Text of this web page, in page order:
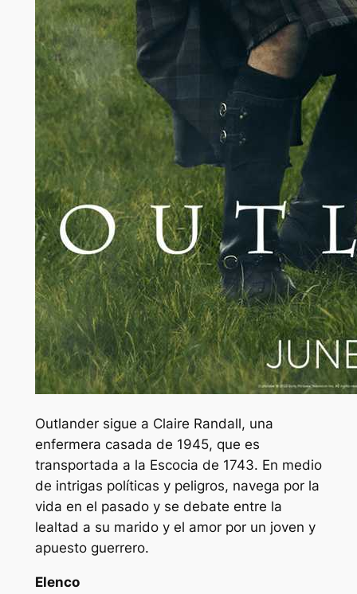
Outlander sigue a Claire Randall, una
enfermera casada de 1945, que es
transportada a la Escocia de 1743. En medio
de intrigas políticas y peligros, navega por la
vida en el pasado y se debate entre la
lealtad a su marido y el amor por un joven y
apuesto guerrero.
Elenco